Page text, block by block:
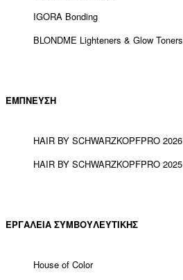
IGORA Bonding
BLONDME Lighteners & Glow Toners
ΕΜΠΝΕΥΣΗ
HAIR BY SCHWARZKOPFPRO 2026
HAIR BY SCHWARZKOPFPRO 2025
ΕΡΓΑΛΕΊΑ ΣΥΜΒΟΥΛΕΥΤΙΚΉΣ
House of Color